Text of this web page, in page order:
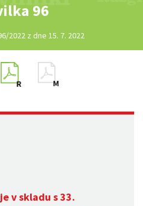
96
2022 z dne 15. 7. 2022
v skladu s 33.